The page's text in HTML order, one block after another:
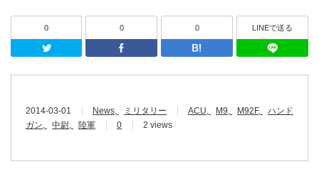
0
Twitter
0
Facebook
0
はてなブッ
LINEで送る
2014-03-01 News ミリタリー ACU M9 M92F
ハンド
ガン
中尉 陸軍 0 2 views